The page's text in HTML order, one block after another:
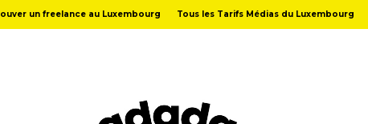
un freelance au Luxembourg Tous les Tarifs Médias du Luxembourg